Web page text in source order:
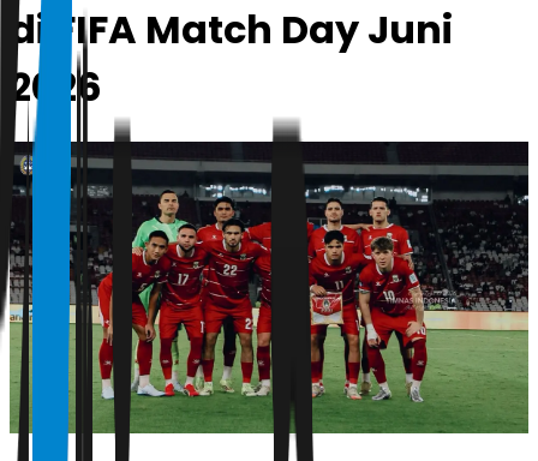
di FIFA Match Day Juni
2026